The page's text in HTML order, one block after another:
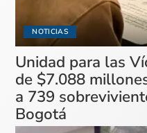
NOTICIAS
Unidad para las
de $7.088
a 739
Bogotá